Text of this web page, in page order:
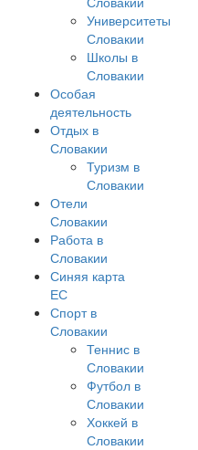
Университеты
Словакии
Школы в
Словакии
Особая
деятельность
Отдых в
Словакии
Туризм в
Словакии
Отели
Словакии
Работа в
Словакии
Синяя карта
ЕС
Спорт в
Словакии
Теннис в
Словакии
Футбол в
Словакии
Хоккей в
Словакии